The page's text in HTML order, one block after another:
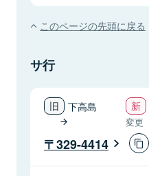
このページの先頭に戻る
サ行
下高島
変更
329-4414